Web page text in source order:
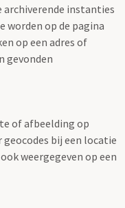
archiverende instanties
worden op de pagina
op een adres of
gevonden
of afbeelding op
geocodes bij een locatie
weergegeven op een